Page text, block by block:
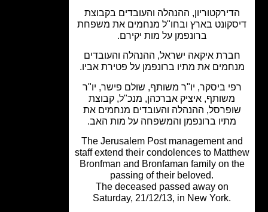
ההנהלה והעובדים בקבוצת
בארץ ובחו"ל מנחמים את משפחת
ברונפמן על מות יקירם.
איקאה ישראל, ההנהלה והעובדים
את מתיו ברונפמן על פטירת אביו.
ביסקר, יו"ר משותף, שולם פישר, יו"ר
משותף, איציק אברכהן, מנכ"ל, קבוצת
ההנהלה והעובדים מנחמים את
מתיו ברונפמן והמשפחה על מות האב.
The Jerusalem Post management
staff extend their condolences to
Bronfman and Bronfaman family on
passing of their beloved.
The deceased passed away on
Saturday, 21/12/13, in New York.